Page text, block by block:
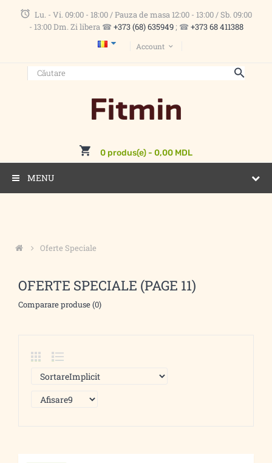
Lu. - Vi. 09:00 - 18:00 / Pauza de masa 12:00 - 13:00 / Sb. 09:00
- 13:00 Dm. Zi libera ☎+373 (68) 635949; ☎+373 68 411388
Account
0 produs(e) - 0,00 MDL
MENU
Oferte Speciale
OFERTE SPECIALE (PAGE 11)
Comparare produse (0)